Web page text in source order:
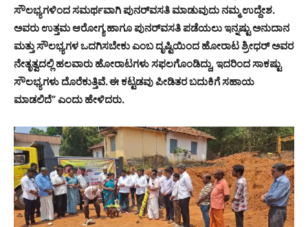
ಸೌಲಭ್ಯಗಳಿಂದ ಸಮರ್ಥವಾಗಿ ಪುನರ್‌ವಸತಿ ಮಾಡುವುದು ನಮ್ಮ ಉದ್ದೇಶ.
ಅವರು ಉತ್ತಮ ಆರೋಗ್ಯ ಹಾಗೂ ಪುನರ್‌ವಸತಿ ಪಡೆಯಲು ಇನ್ನಷ್ಟು ಅನುದಾನ
ಮತ್ತು ಸೌಲಭ್ಯಗಳ ಒದಗಿಸಬೇಕು ಎಂಬ ದೃಷ್ಟಿಯಿಂದ ಹೋರಾಟ ಶ್ರೀಧರ್ ಅವರ
ನೇತೃತ್ವದಲ್ಲಿ ಹಲವಾರು ಹೋರಾಟಗಳು ಸಫಲಗೊಂಡಿದ್ದು, ಇದರಿಂದ ಸಾಕಷ್ಟು
ಸೌಲಭ್ಯಗಳು ದೊರೆಕುತ್ತಿವೆ. ಈ ಕಟ್ಟಡವು ಪೀಡಿತರ ಬದುಕಿಗೆ ಸಹಾಯ
ಮಾಡಲಿದೆ” ಎಂದು ಹೇಳಿದರು.